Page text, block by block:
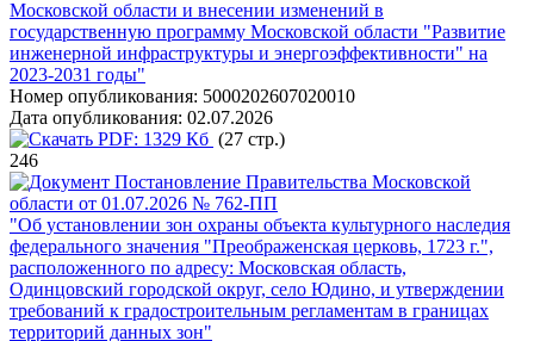
Московской области и внесении изменений в
государственную программу Московской области "Развитие
инженерной инфраструктуры и энергоэффективности" на
2023-2031 годы"
Номер опубликования: 5000202607020010
Дата опубликования: 02.07.2026
PDF: 1329 Кб (27 стр.)
246
Постановление Правительства Московской
области от 01.07.2026 № 762-ПП
"Об установлении зон охраны объекта культурного наследия
федерального значения "Преображенская церковь, 1723 г.",
расположенного по адресу: Московская область,
Одинцовский городской округ, село Юдино, и утверждении
требований к градостроительным регламентам в границах
территорий данных зон"